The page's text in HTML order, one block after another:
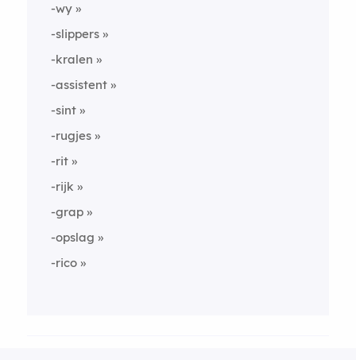
-wy
-slippers
-kralen
-assistent
-sint
-rugjes
-rit
-rijk
-grap
-opslag
-rico